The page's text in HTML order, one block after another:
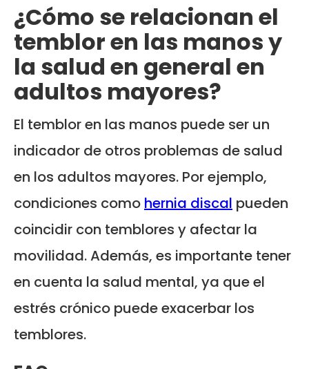
¿Cómo se relacionan el
temblor en las manos y
la salud en general en
adultos mayores?
El temblor en las manos puede ser un
indicador de otros problemas de salud
en los adultos mayores. Por ejemplo,
condiciones como hernia discal pueden
coincidir con temblores y afectar la
movilidad. Además, es importante tener
en cuenta la salud mental, ya que el
estrés crónico puede exacerbar los
temblores.